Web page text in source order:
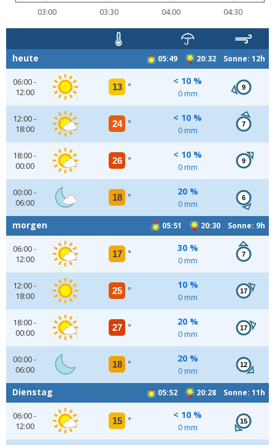
03:00 03:30 04:00 04:30
05:49 20:32 Sonne: 12h
heute
06:00 -
12:00
13 °
< 10 %
0 mm
9
12:00 -
18:00
24 °
< 10 %
0 mm
7
18:00 -
00:00
26 °
< 10 %
0 mm
9
00:00 -
06:00
18 °
20 %
0 mm
6
05:51 20:30 Sonne: 9h
morgen
06:00 -
12:00
17 °
30 %
0 mm
7
12:00 -
18:00
25 °
10 %
0 mm
17
18:00 -
00:00
27 °
20 %
0 mm
17
00:00 -
06:00
18 °
20 %
0 mm
12
05:52 20:28 Sonne: 11h
Dienstag
06:00 -
12:00
15 °
< 10 %
0 mm
15